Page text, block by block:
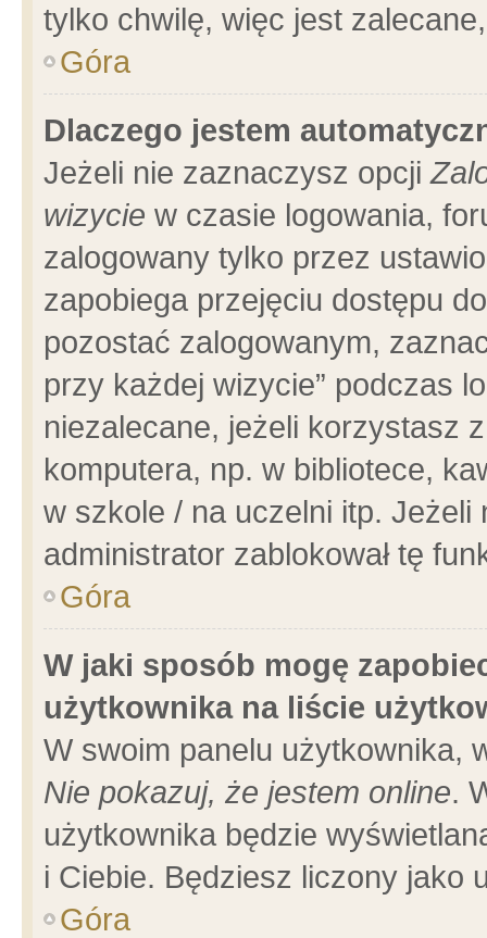
tylko chwilę, więc jest
Góra
Dlaczego jestem
Jeżeli nie zaznaczysz opcji
wizycie w czasie logowania,
zalogowany tylko przez
zapobiega przejęciu dostępu
pozostać zalogowanym,
przy każdej wizycie” podczas
niezalecane, jeżeli korzystasz
komputera, np. w bibliotece,
w szkole / na uczelni itp.
administrator zablokował tę
Góra
W jaki sposób mogę
użytkownika na liście
W swoim panelu użytkownika,
Nie pokazuj, że jestem online.
użytkownika będzie
i Ciebie. Będziesz liczony jako
Góra